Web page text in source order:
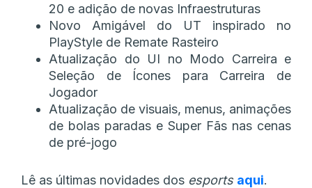
20 e adição de novas Infraestruturas
Novo Amigável do UT inspirado no
PlayStyle de Remate Rasteiro
Atualização do UI no Modo Carreira e
Seleção de Ícones para Carreira de
Jogador
Atualização de visuais, menus, animações
de bolas paradas e Super Fãs nas cenas
de pré-jogo
Lê as últimas novidades dos esports aqui.